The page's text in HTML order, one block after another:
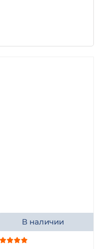
В наличии